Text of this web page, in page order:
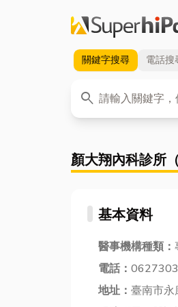
關鍵字搜尋 電話搜
search
關鍵字
顏大翔內科診所
基本資料
醫事機構種類：
電話：
地址： 臺南市